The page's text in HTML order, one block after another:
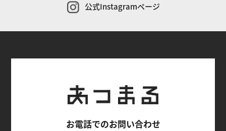
公式Instagramページ
お電話でのお問い合わせ